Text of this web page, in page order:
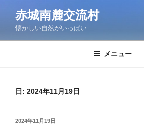
ン
赤城南麓交流村
懐かしい自然がいっぱい
メニュー
日: 2024年11月19日
投
2024年11月19日